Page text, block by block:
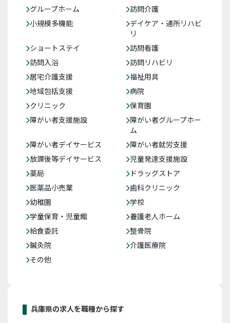
グループホーム
訪問介護
小規模多機能
デイケア・通所リハビ
リ
ショートステイ
訪問看護
訪問入浴
訪問リハビリ
居宅介護支援
福祉用具
地域包括支援
病院
クリニック
保育園
障がい者支援施設
障がい者グループホー
ム
障がい者デイサービス
障がい者就労支援
放課後等デイサービス
児童発達支援施設
薬局
ドラッグストア
医薬品小売業
歯科クリニック
幼稚園
学校
学童保育・児童館
養護老人ホーム
給食委託
整骨院
鍼灸院
介護医療院
その他
兵庫県の求人を職種から探す